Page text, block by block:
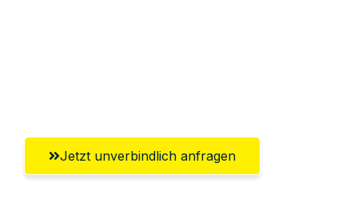
Jetzt unverbindlich anfragen